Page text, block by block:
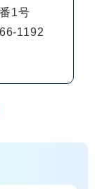
1号
1192